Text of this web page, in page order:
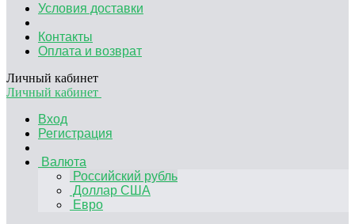
Условия доставки
Контакты
Оплата и возврат
Личный кабинет
Личный кабинет
Вход
Регистрация
Валюта
Российский рубль
Доллар США
Евро